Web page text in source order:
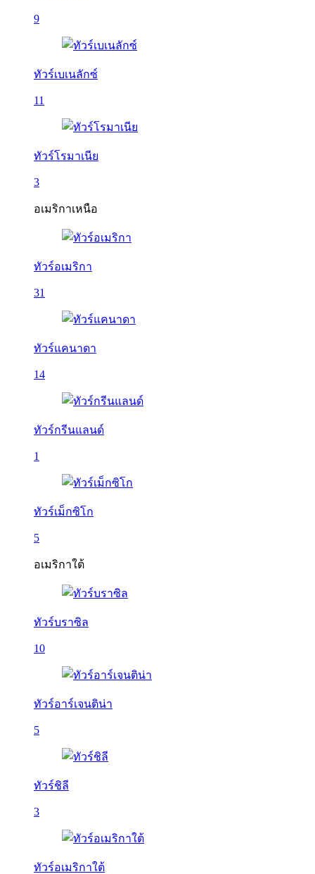
9
ทัวร์เบเนลักซ์
11
ทัวร์โรมาเนีย
3
อเมริกาเหนือ
ทัวร์อเมริกา
31
ทัวร์แคนาดา
14
ทัวร์กรีนแลนด์
1
ทัวร์เม็กซิโก
5
อเมริกาใต้
ทัวร์บราซิล
10
ทัวร์อาร์เจนติน่า
5
ทัวร์ชิลี
3
ทัวร์อเมริกาใต้